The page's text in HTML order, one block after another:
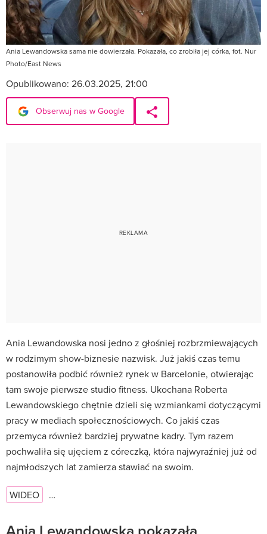
Ania Lewandowska sama nie dowierzała. Pokazała, co zrobiła jej córka, fot. Nur
Photo/East News
Opublikowano: 26.03.2025, 21:00
Obserwuj nas w Google
Ania Lewandowska nosi jedno z głośniej rozbrzmiewających
w rodzimym show-biznesie nazwisk. Już jakiś czas temu
postanowiła podbić również rynek w Barcelonie, otwierając
tam swoje pierwsze studio fitness. Ukochana Roberta
Lewandowskiego chętnie dzieli się wzmiankami dotyczącymi
pracy w mediach społecznościowych. Co jakiś czas
przemyca również bardziej prywatne kadry. Tym razem
pochwaliła się ujęciem z córeczką, która najwyraźniej już od
najmłodszych lat zamierza stawiać na swoim.
WIDEO …